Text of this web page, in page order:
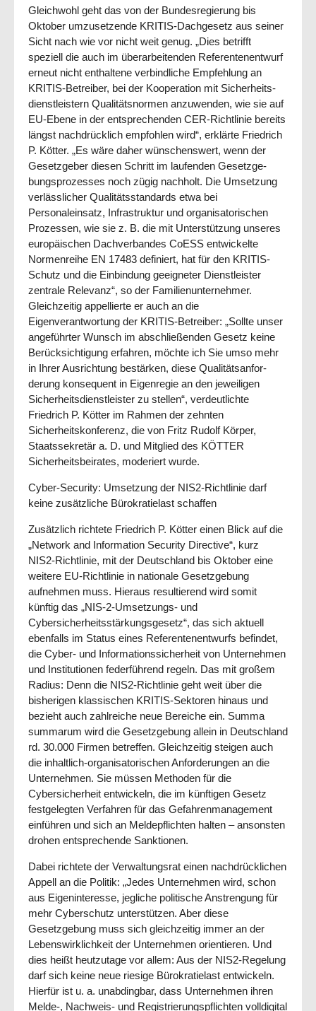
Gleichwohl geht das von der Bundesregierung bis
Oktober umzusetzende KRITIS-Dachgesetz aus seiner
Sicht nach wie vor nicht weit genug. „Dies betrifft
speziell die auch im überarbeitenden Refe­rentenentwurf
erneut nicht enthaltene verbindliche Empfeh­lung an
KRITIS-Betreiber, bei der Koo­pe­ration mit Sicher­heits­
dienst­leistern Quali­tätsnormen anzuwenden, wie sie auf
EU-Ebene in der ent­sprechenden CER-Richtlinie bereits
längst nachdrücklich empfohlen wird“, erklärte Friedrich
P. Kötter. „Es wäre daher wünschenswert, wenn der
Gesetz­geber die­sen Schritt im laufenden Gesetz­ge­
bungsprozesses noch zügig nachholt. Die Um­set­zung
ver­läss­licher Qua­li­täts­standards etwa bei
Personaleinsatz, In­frastruktur und organisatorischen
Prozessen, wie sie z. B. die mit Un­ter­stüt­zung un­seres
euro­päi­schen Dach­ver­ban­des CoESS ent­wickelte
Normen­reihe EN 17483 definiert, hat für den KRITIS-
Schutz und die Einbindung geeigneter Dienst­leister
zentrale Re­levanz“, so der Familien­unter­neh­mer.
Gleichzeitig appellierte er auch an die
Eigenverantwortung der KRITIS-Betreiber: „Soll­te unser
an­geführter Wunsch im abschließenden Gesetz keine
Berücksichtigung erfahren, möchte ich Sie umso mehr
in Ihrer Ausrichtung bestärken, diese Qualitäts­anfor­
derung konsequent in Eigen­regie an den jeweiligen
Sicherheitsdienstleister zu stellen“, ver­deut­lichte
Friedrich P. Kötter im Rah­men der zehnten
Sicherheitskonferenz, die von Fritz Rudolf Körper,
Staatssekretär a. D. und Mitglied des KÖTTER
Sicherheitsbeirates, moderiert wurde.
Cyber-Security: Umsetzung der NIS2-Richtlinie darf
keine zusätzliche Bürokratielast schaffen
Zusätzlich richtete Friedrich P. Kötter einen Blick auf die
„Network and Information Security Directive“, kurz
NIS2-Richtlinie, mit der Deutschland bis Oktober eine
weitere EU-Richtlinie in nationale Gesetz­gebung
aufnehmen muss. Hieraus resultierend wird somit
künftig das „NIS-2-Umsetzungs- und
Cybersicherheitsstärkungsgesetz“, das sich aktuell
ebenfalls im Status eines Referentenentwurfs befindet,
die Cyber- und Informationssicherheit von Unternehmen
und Institutionen federführend re­g­eln. Das mit großem
Radius: Denn die NIS2-Richtlinie geht weit über die
bisherigen klassischen KRITIS-Sektoren hinaus und
bezieht auch zahlreiche neue Bereiche ein. Summa
summarum wird die Gesetzgebung allein in Deutschland
rd. 30.000 Firmen betreffen. Gleichzeitig steigen auch
die inhaltlich-organisatorischen Anforderungen an die
Unternehmen. Sie müssen Methoden für die
Cybersicherheit entwickeln, die im künftigen Gesetz
festgelegten Verfahren für das Gefahren­management
einführen und sich an Meldepflichten halten – ansonsten
drohen entsprechende Sanktionen.
Dabei richtete der Verwaltungsrat einen nachdrücklichen
Appell an die Politik: „Jedes Unternehmen wird, schon
aus Eigeninteresse, jegliche politische Anstrengung für
mehr Cyberschutz unterstützen. Aber diese
Gesetzgebung muss sich gleichzeitig immer an der
Lebenswirklichkeit der Unternehmen orientieren. Und
dies heißt heutzutage vor allem: Aus der NIS2-Regelung
darf sich keine neue riesige Bürokratielast entwickeln.
Hierfür ist u. a. unabdingbar, dass Unternehmen ihren
Melde-, Nach­weis- und Registrierungspflichten volldigital